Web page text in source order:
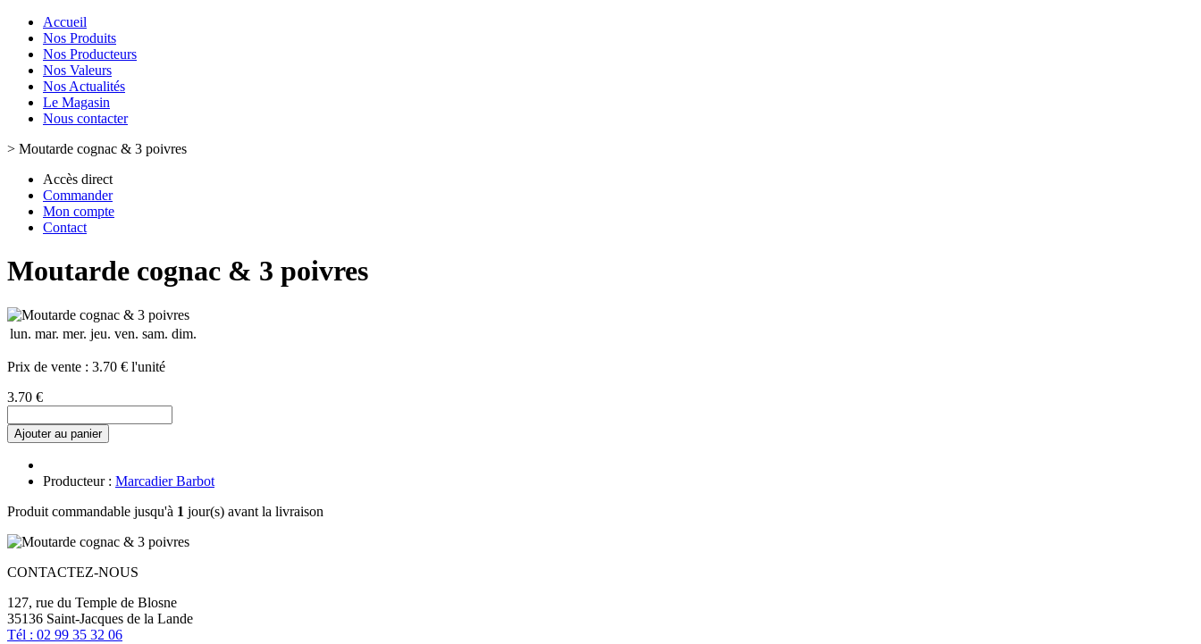
Accueil
Nos Produits
Nos Producteurs
Nos Valeurs
Nos Actualités
Le Magasin
Nous contacter
> Moutarde cognac & 3 poivres
Accès direct
Commander
Mon compte
Contact
Moutarde cognac & 3 poivres
lun. mar. mer. jeu. ven. sam. dim.
Prix de vente : 3.70 € l'unité
3.70 €
Ajouter au panier
Producteur : Marcadier Barbot
Produit commandable jusqu'à 1 jour(s) avant la livraison
CONTACTEZ-NOUS
127, rue du Temple de Blosne
35136 Saint-Jacques de la Lande
Tél : 02 99 35 32 06